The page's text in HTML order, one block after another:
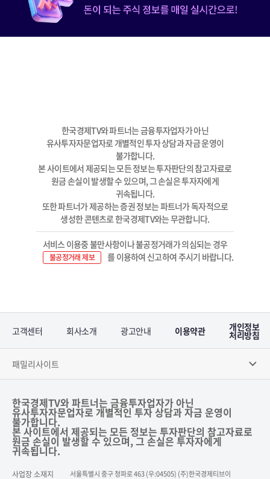
한국경제TV와 파트너는 금융투자업자가 아닌
유사투자자문업자로 개별적인 투자 상담과 자금 운영이
불가합니다.
본 사이트에서 제공되는 모든 정보는 투자판단의 참고자료로
원금 손실이 발생할 수 있으며, 그 손실은 투자자에게
귀속됩니다.
또한 파트너가 제공하는 증권 정보는 파트너가 독자적으로
생성한 콘텐츠로 한국경제TV와는 무관합니다.
서비스 이용중 불만사항이나 불공정거래가 의심되는 경우
불공정거래 제보 를 이용하여 신고하여 주시기 바랍니다.
고객센터 회사소개 광고안내 이용약관 개인정보
처리방침
패밀리사이트
한국경제TV와 파트너는 금융투자업자가 아닌
유사투자자문업자로 개별적인 투자 상담과 자금 운영이
불가합니다.
본 사이트에서 제공되는 모든 정보는 투자판단의 참고자료로
원금 손실이 발생할 수 있으며, 그 손실은 투자자에게
귀속됩니다.
사업장 소재지 서울특별시 중구 청파로 463 (우:04505) (주)한국경제티브이